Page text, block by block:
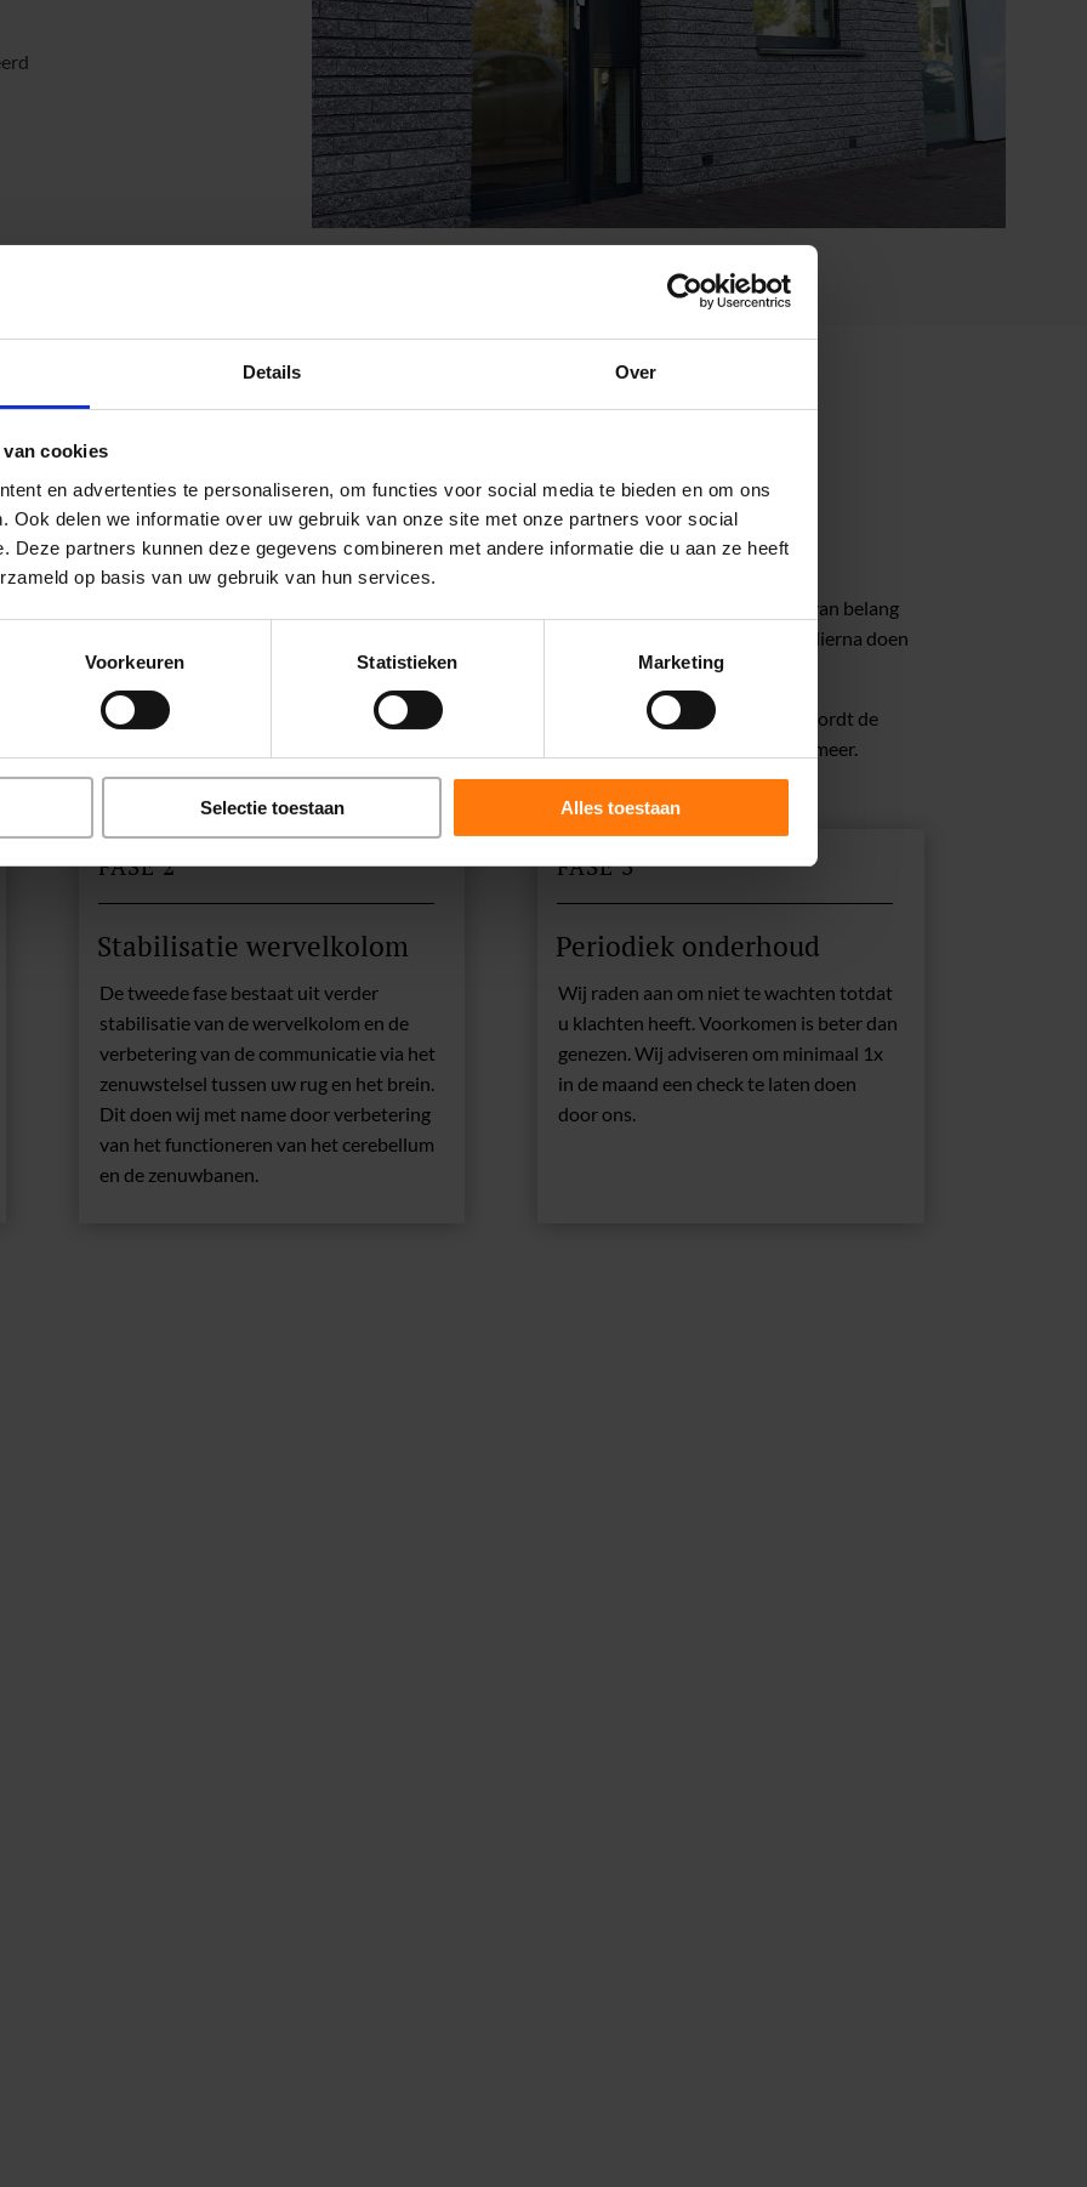
Details Over
cookies
en advertenties te personaliseren, om functies voor social media te bieden en om ons
Ook delen we informatie over uw gebruik van onze site met onze partners voor social
Deze partners kunnen deze gegevens combineren met andere informatie die u aan ze heeft
op basis van uw gebruik van hun services.
Voorkeuren Statistieken Marketing
Selectie toestaan Alles toestaan
uw schouderklachten?
welke bestaat uit botstructuren, spieren, pezen, kapsel en bovenal veel zenuwen. Het is daarom van belang
Wij starten met een vraaggesprek om zo goed mogelijk de oorzaak van de klacht te achterhalen. Hierna doen
scans.
met u, een behandelplan. Na de behandeling zijn de zenuwbanen vaak weer vrij. Hierdoor wordt de
en de schouder veel beter. Hierdoor ervaart u minder pijn en sommige gevallen zelf geen pijn meer.
FASE 2
Stabilisatie wervelkolom
De tweede fase bestaat uit verder
stabilisatie van de wervelkolom en de
verbetering van de communicatie via het
zenuwstelsel tussen uw rug en het brein.
Dit doen wij met name door verbetering
van het functioneren van het cerebellum
en de zenuwbanen.
FASE 3
Periodiek onderhoud
Wij raden aan om niet te wachten totdat
u klachten heeft. Voorkomen is beter dan
genezen. Wij adviseren om minimaal 1x
in de maand een check te laten doen
door ons.